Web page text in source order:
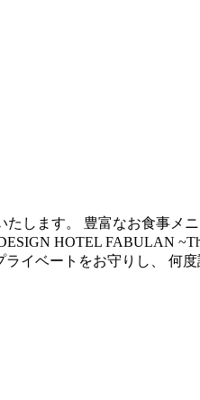
ます。 豊富なお食事メ
HOTEL FABULAN
イベートをお守りし、 何